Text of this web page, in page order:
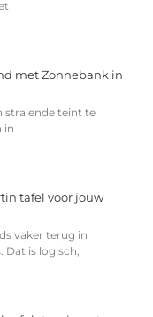
met Zonnebank in
stralende teint te
in
tafel voor jouw
vaker terug in
is logisch,